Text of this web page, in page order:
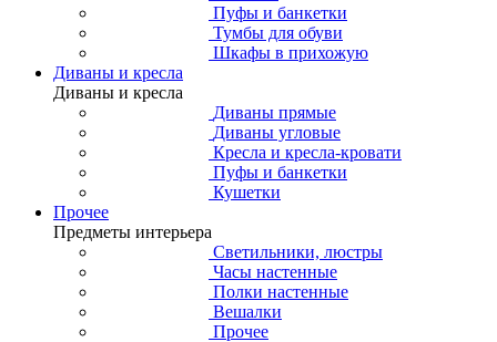
Пуфы и банкетки
Тумбы для обуви
Шкафы в прихожую
Диваны и кресла
Диваны и кресла
Диваны прямые
Диваны угловые
Кресла и кресла-кровати
Пуфы и банкетки
Кушетки
Прочее
Предметы интерьера
Светильники, люстры
Часы настенные
Полки настенные
Вешалки
Прочее